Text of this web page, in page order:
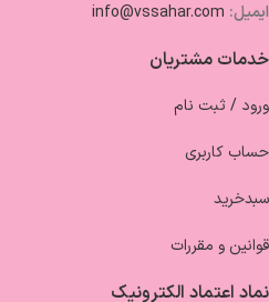
ایمیل: info@vssahar.com
خدمات مشتریان
ورود / ثبت نام
حساب کاربری
سبدخرید
قوانین و مقررات
نماد اعتماد الکترونیک